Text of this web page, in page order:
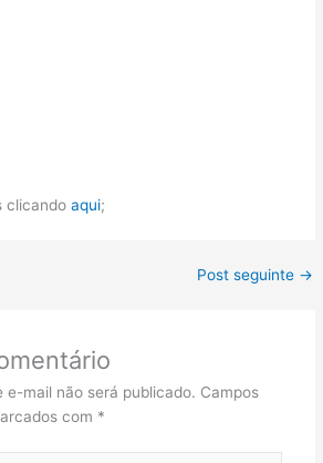
clicandoaqui;
Post seguinte →
e-mail não será publicado. Campos
com *